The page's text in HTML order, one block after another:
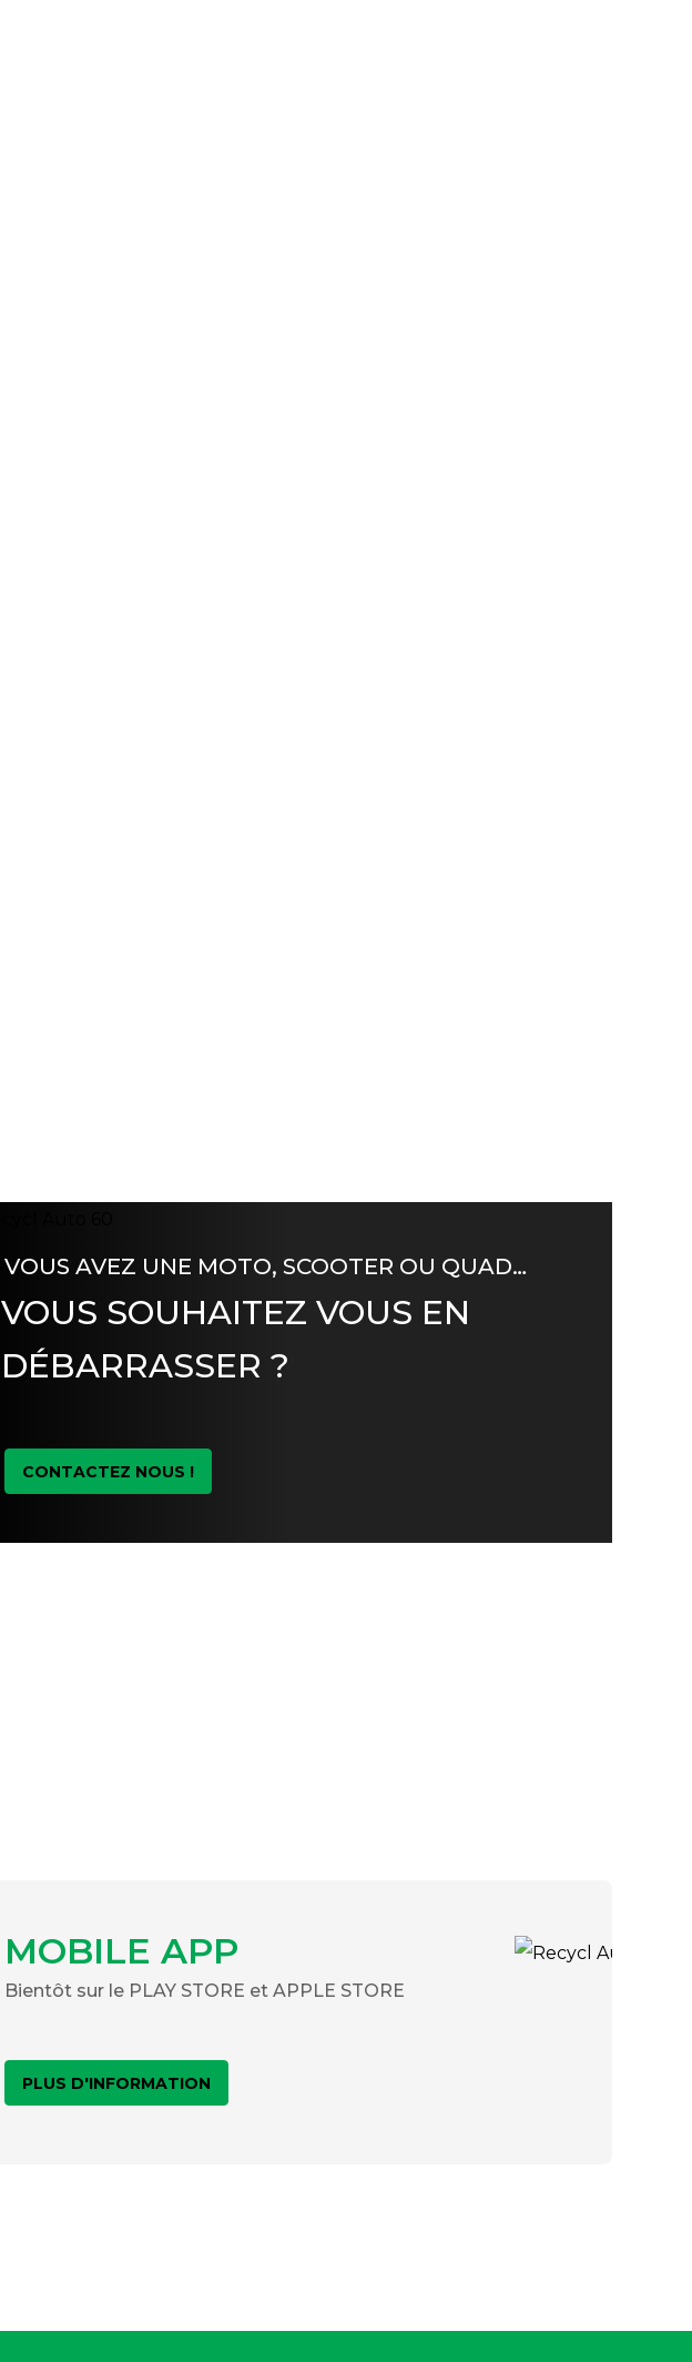
VOUS AVEZ UNE MOTO, SCOOTER OU QUAD…
VOUS SOUHAITEZ VOUS EN
DÉBARRASSER ?
CONTACTEZ NOUS !
MOBILE APP
Bientôt sur le PLAY STORE et APPLE STORE
PLUS D'INFORMATION